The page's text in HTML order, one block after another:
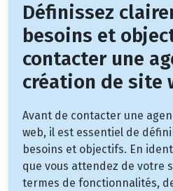
Définissez
besoins et
contacter une
création de site
Avant de contacter une
web, il est essentiel de
besoins et objectifs. En
que vous attendez de votre
termes de fonctionnalités,